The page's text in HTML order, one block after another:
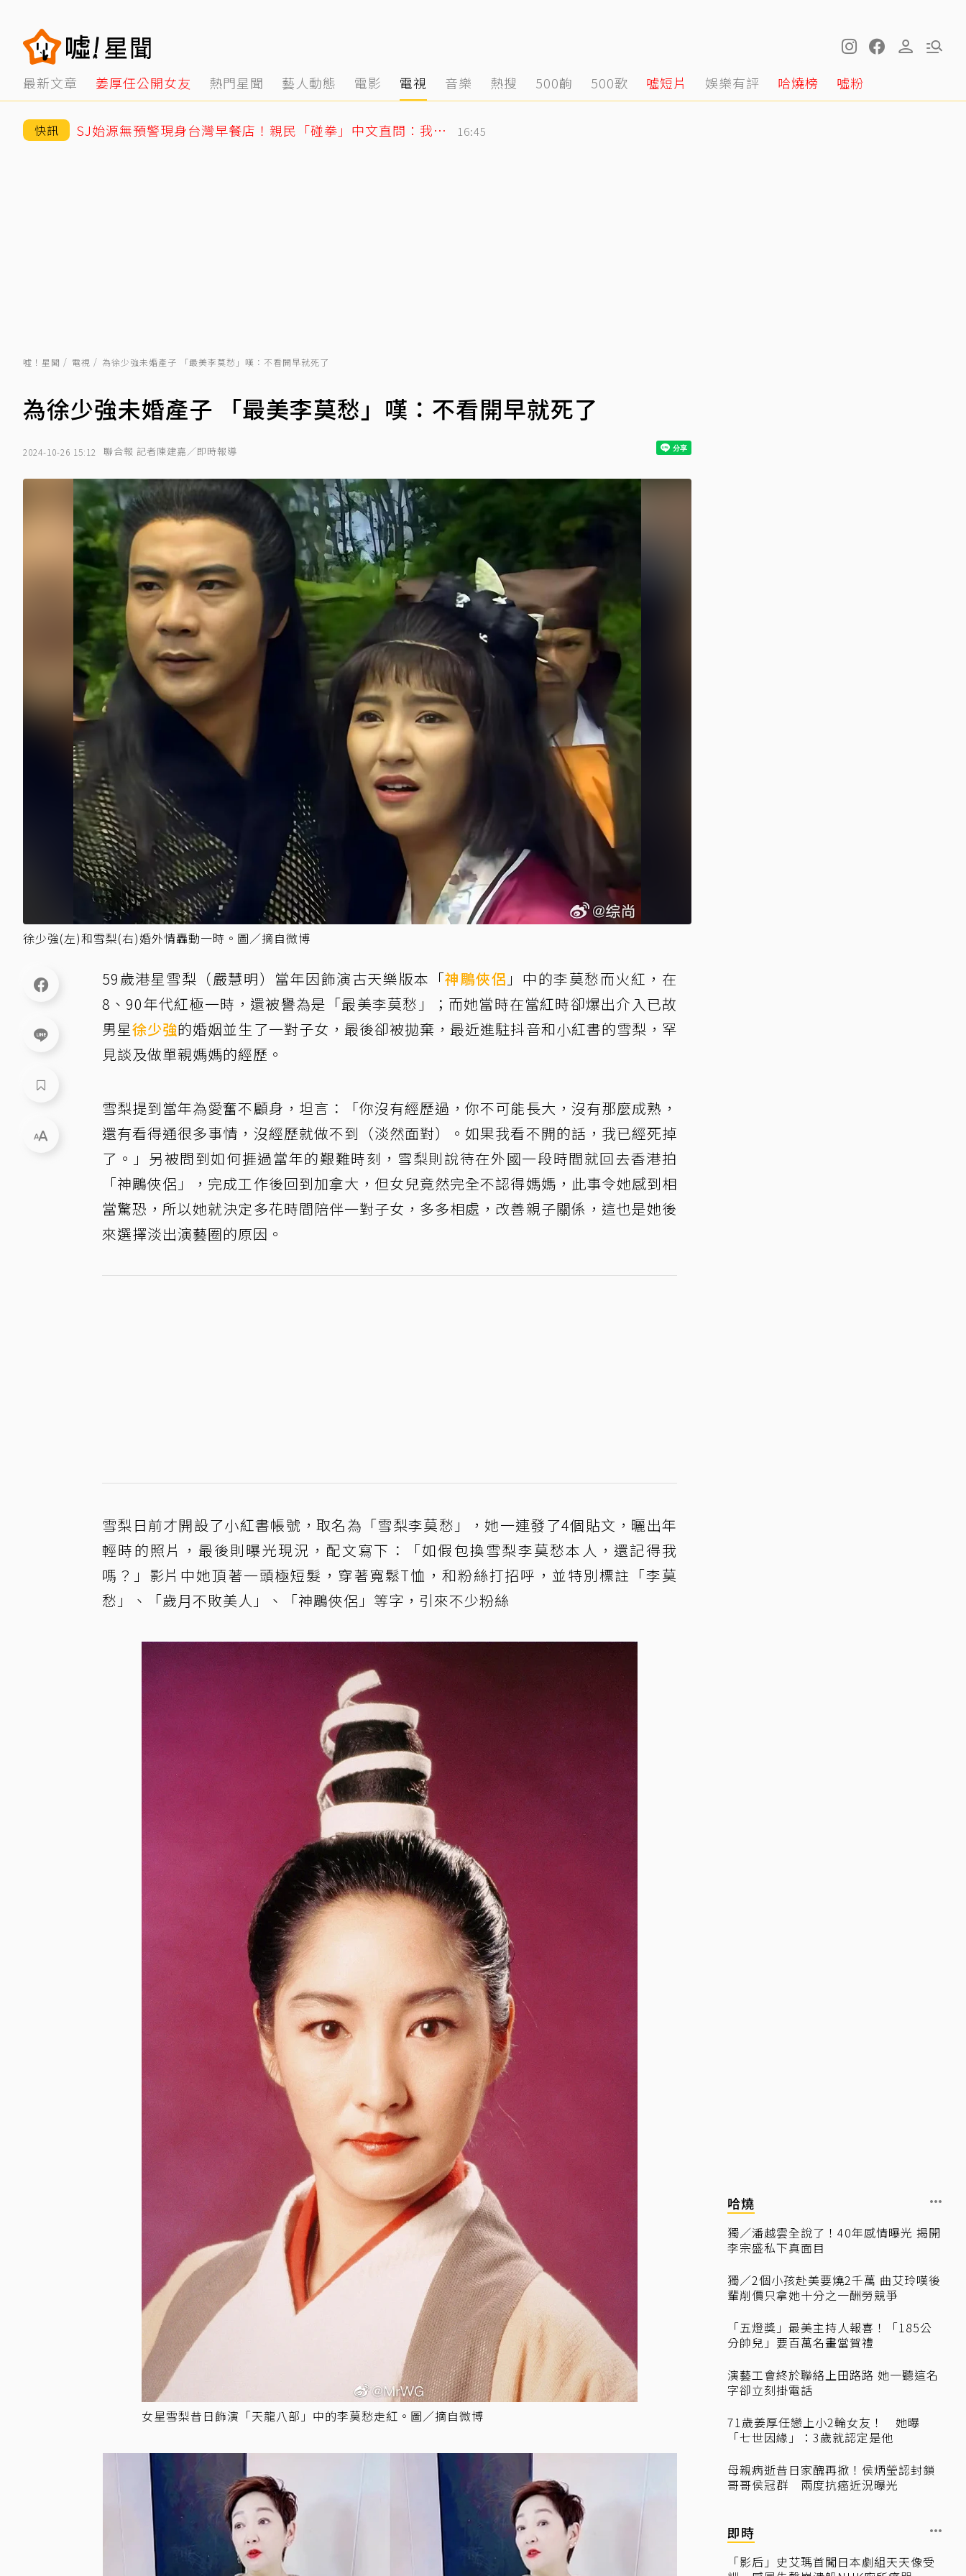
最新文章 姜厚任公開女友 熱門星聞 藝人動態 電影 電視 音樂 熱搜 500齣 500歌 噓短片 娛樂有評 哈燒榜 噓粉
快訊 SJ始源無預警現身台灣早餐店！親民「碰拳」中文直問：我停車可以嗎？ 16:45
噓！星聞 電視 為徐少強未婚產子 「最美李莫愁」嘆：不看開早就死了
為徐少強未婚產子 「最美李莫愁」嘆：不看開早就死了
2024-10-26 15:12 聯合報 記者陳建嘉／即時報導
徐少強(左)和雪梨(右)婚外情轟動一時。圖／摘自微博
59歲港星雪梨（嚴慧明）當年因飾演古天樂版本「神鵰俠侶 」中的李莫愁而火紅，在
8、90年代紅極一時，還被譽為是「最美李莫愁」；而她當時在當紅時卻爆出介入已故
男星徐少強的婚姻並生了一對子女，最後卻被拋棄，最近進駐抖音和小紅書的雪梨，罕
見談及做單親媽媽的經歷。
雪梨提到當年為愛奮不顧身，坦言：「你沒有經歷過，你不可能長大，沒有那麼成熟，
還有看得通很多事情，沒經歷就做不到（淡然面對）。如果我看不開的話，我已經死掉
了。」另被問到如何捱過當年的艱難時刻，雪梨則說待在外國一段時間就回去香港拍
「神鵰俠侶」，完成工作後回到加拿大，但女兒竟然完全不認得媽媽，此事令她感到相
當驚恐，所以她就決定多花時間陪伴一對子女，多多相處，改善親子關係，這也是她後
來選擇淡出演藝圈的原因。
雪梨日前才開設了小紅書帳號，取名為「雪梨李莫愁」，她一連發了4個貼文，曬出年
輕時的照片，最後則曝光現況，配文寫下：「如假包換雪梨李莫愁本人，還記得我
嗎？」影片中她頂著一頭極短髮，穿著寬鬆T恤，和粉絲打招呼，並特別標註「李莫
愁」、「歲月不敗美人」、「神鵰俠侶」等字，引來不少粉絲
女星雪梨昔日飾演「天龍八部」中的李莫愁走紅。圖／摘自微博
哈燒
獨／潘越雲全說了！40年感情曝光 揭開
李宗盛私下真面目
獨／2個小孩赴美要燒2千萬 曲艾玲嘆後
輩削價只拿她十分之一酬勞競爭
「五燈獎」最美主持人報喜！「185公
分帥兒」要百萬名畫當賀禮
演藝工會終於聯絡上田路路 她一聽這名
字卻立刻掛電話
71歲姜厚任戀上小2輪女友！ 她曝
「七世因緣」：3歲就認定是他
母親病逝昔日家醜再掀！侯炳瑩認封鎖
哥哥侯冠群 兩度抗癌近況曝光
即時
「影后」史艾瑪首闖日本劇組天天像受